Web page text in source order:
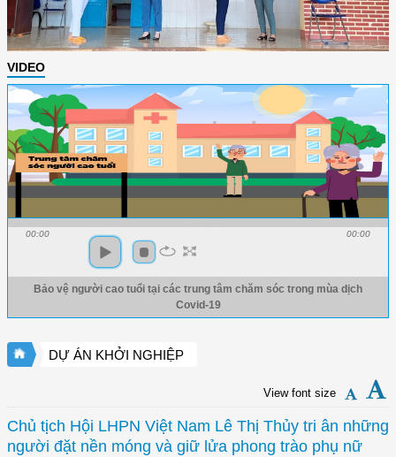
VIDEO
00:00 00:00
Bảo vệ người cao tuổi tại các trung tâm chăm sóc trong mùa dịch
Covid-19
DỰ ÁN KHỞI NGHIỆP
View font size
Chủ tịch Hội LHPN Việt Nam Lê Thị Thủy tri ân những
người đặt nền móng và giữ lửa phong trào phụ nữ